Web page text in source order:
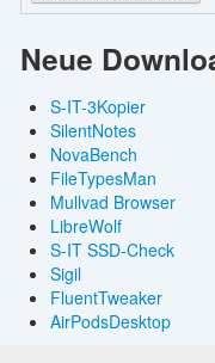
Neue
S-IT-3Kopier
SilentNotes
NovaBench
FileTypesMan
Mullvad Browser
LibreWolf
S-IT SSD-Check
Sigil
FluentTweaker
AirPodsDesktop